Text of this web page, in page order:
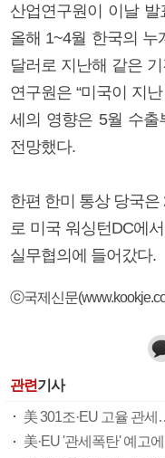
산업연구원이 이날
올해 1~4월 한국의 누
달러로 지난해 같은
연구원은 “미국이 지
세의 영향은 5월 수출
전망했다.
한편 한미 통상 당국
로 미국 워싱턴DC에
실무협의에 들어갔다.
ⓒ국제신문
관련기사
美 301조·EU 고율 관